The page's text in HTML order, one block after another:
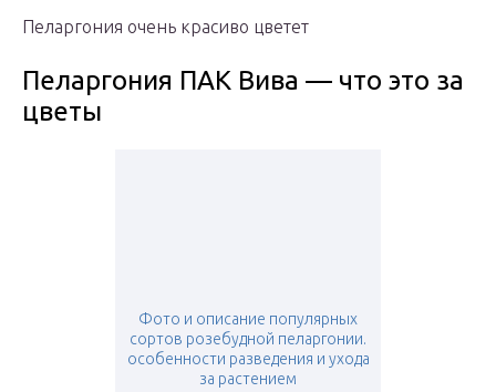
Пеларгония очень красиво цветет
Пеларгония ПАК Вива — что это за
цветы
Фото и описание популярных
сортов розебудной пеларгонии.
особенности разведения и ухода
за растением